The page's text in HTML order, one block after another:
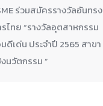
ร่วมสมัครรางวัลอันทรง
ไทย “รางวัลอุตสาหกรรม
เด่น ประจำปี 2565 สาขา
นวัตกรรม ”